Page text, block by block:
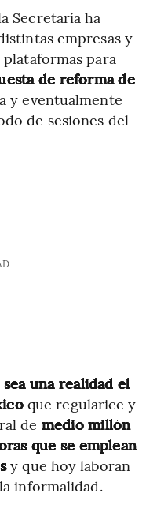
Secretaría ha
empresas y
para
de reforma de
y eventualmente
de sesiones del
una realidad el
que regularice y
de medio millón
que se emplean
y que hoy laboran
informalidad.